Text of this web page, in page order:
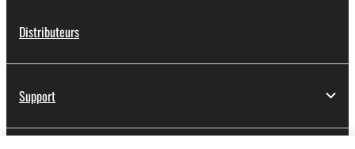
Distributeurs
Support